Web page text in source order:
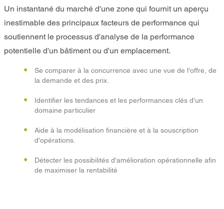
Un instantané du marché d'une zone qui fournit un aperçu
inestimable des principaux facteurs de performance qui
soutiennent le processus d'analyse de la performance
potentielle d'un bâtiment ou d'un emplacement.
Se comparer à la concurrence avec une vue de l'offre, de
la demande et des prix.
Identifier les tendances et les performances clés d'un
domaine particulier
Aide à la modélisation financière et à la souscription
d'opérations.
Détecter les possibilités d'amélioration opérationnelle afin
de maximiser la rentabilité